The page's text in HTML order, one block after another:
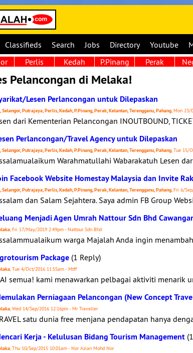
Classifieds Search Jobs Directory Youtube
Perlis Kedah P.Pinang Perak
Pelancongan di Melaka!
Lesen Perlancongan untuk Dilepaskan
Selangor, Putrajaya, Perlis, Kedah, P.Pinang, Perak, Kelantan, Terengganu, Pahang, Mon 23/
dari Kementerian Pelancongan INOUTBOUND,
Perlancongan/Travel Agency untuk Dilepaskan
Selangor, Putrajaya, Perlis, Kedah, P.Pinang, Perak, Kelantan, Terengganu, Pahang, Tue 15/
Warahmatullahi Wabarakatuh Lesen
Facebook Website Homestay Malaysia dan Invite
Selangor, Putrajaya, Perlis, Kedah, P.Pinang, Perak, Kelantan, Terengganu, Pahang, Fri 6/
dan Salam Sejahtera. Saya admin FB Group
Menjadi Agen Umrah Nattour Sdn Bhd
, Fri 17/May/2019 2:49pm - Nattour Sdn Bhd
warga Majalah Anda ingin
Package (1 Reply)
, Tue 4/Oct/2016 11:55am - Mtff
semua! kami menawarkan pelbagai aktiviti menarik
Perniagaan Pelancongan (New Concept
, Wed 14/Sep/2016 12:16pm - Mr Traveller
satu dunia free menjana pendapatan hanya
Kerja - Kelulusan Bidang Tourism Management
, Thu 10/Sep/2015 10:01am - Nor Azian Mohd Nor